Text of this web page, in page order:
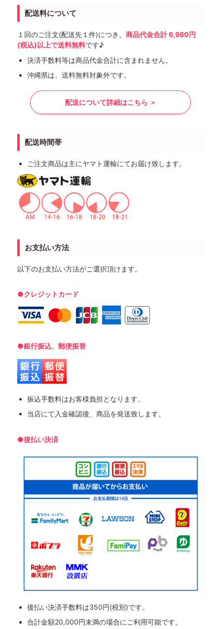
配送料について
１回のご注文(配送先１件)につき、 商品代金合計 6,980円
(税込)以上で送料無料です♪
決済手数料等は商品代金合計に含まれません。
沖縄県は、送料無料対象外です。
配送について詳細はこちら ＞
配送時間帯
ご注文商品は主にヤマト運輸にてお届け致します。
お支払い方法
以下のお支払い方法がご選択頂けます。
●クレジットカード
●銀行振込、郵便振替
振込手数料はお客様負担となります。
当店にて入金確認後、商品を発送致します。
●後払い決済
後払い決済手数料は350円(税別)です。
合計金額20,000円未満の場合にご利用可能です。